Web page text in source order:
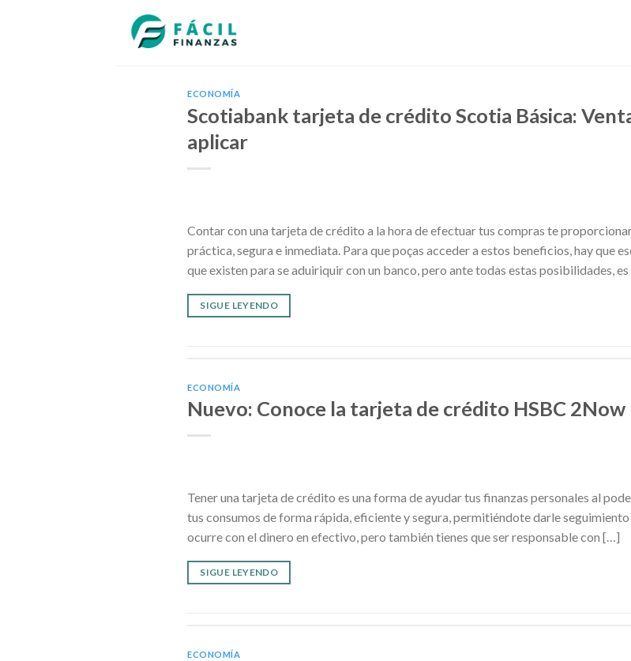
ECONOMÍA
Scotiabank tarjeta de crédito Scotia Básica:
aplicar
Contar con una tarjeta de crédito a la hora de efectuar tus compras te
práctica, segura e inmediata. Para que poças acceder a estos beneficios, hay que
que existen para se aduiriquir con un banco, pero ante todas estas posibilidades,
SIGUE LEYENDO
ECONOMÍA
Nuevo: Conoce la tarjeta de crédito HSBC 2Now
Tener una tarjeta de crédito es una forma de ayudar tus finanzas personales al
tus consumos de forma rápida, eficiente y segura, permitiéndote darle
ocurre con el dinero en efectivo, pero también tienes que ser responsable con […]
SIGUE LEYENDO
ECONOMÍA